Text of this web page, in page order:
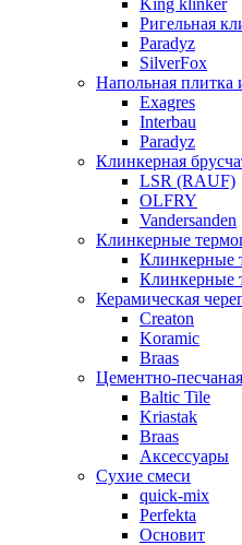
King klinker
Ригельная
Paradyz
SilverFox
Напольная плитка
Exagres
Interbau
Paradyz
Клинкерная
LSR (RAUF)
OLFRY
Vandersanden
Клинкерные
Клинкерные
Клинкерные
Керамическая
Creaton
Koramic
Braas
Цементно-
Baltic Tile
Kriastak
Braas
Аксессуары
Сухие смеси
quick-mix
Perfekta
Основит